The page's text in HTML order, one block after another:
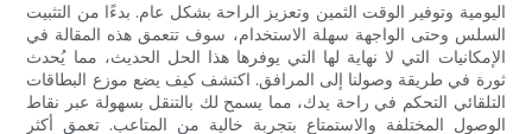
اليومية وتوفير الوقت الثمين وتعزيز الراحة بشكل عام. بدءًا من التثبيت
السلس وحتى الواجهة سهلة الاستخدام، سوف تتعمق هذه المقالة في
الإمكانيات التي لا نهاية لها التي يوفرها هذا الحل الحديث، مما يُحدث
ثورة في طريقة وصولنا إلى المرافق. اكتشف كيف يضع موزع البطاقات
التلقائي التحكم في راحة يدك، مما يسمح لك بالتنقل بسهولة عبر نقاط
الوصول المختلفة والاستمتاع بتجربة خالية من المتاعب. تعمق أكثر